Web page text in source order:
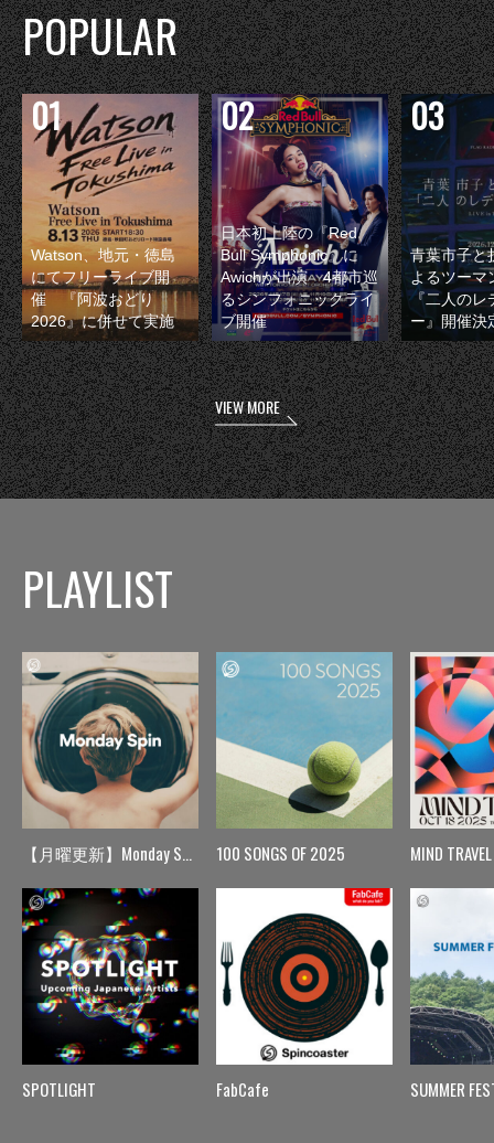
POPULAR
Watson、地元・徳島
にてフリーライブ開
催 『阿波おどり
2026』に併せて実施
日本初上陸の『Red
Bull Symphonic』に
Awichが出演 4都市巡
るシンフォニックライ
ブ開催
青葉市子と
よるツーマ
『二人のレ
ー』開催決
VIEW MORE
PLAYLIST
【月曜更新】Monday Spin
SPOTLIGHT
100 SONGS OF 2025
FabCafe
MIND TRAVEL
SUMMER